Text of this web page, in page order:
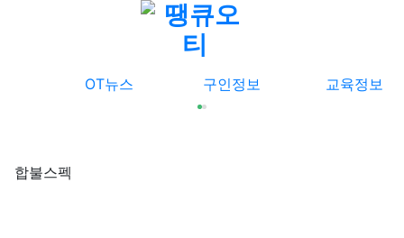
OT뉴스 구인정보 교육정보
합불스펙